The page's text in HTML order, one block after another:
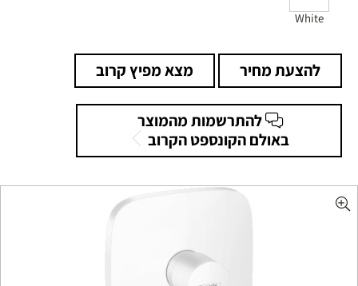
White
להצעת מחיר מצא מפיץ קרוב
להתרשמות מהמוצר
באולם הקונספט הקרוב